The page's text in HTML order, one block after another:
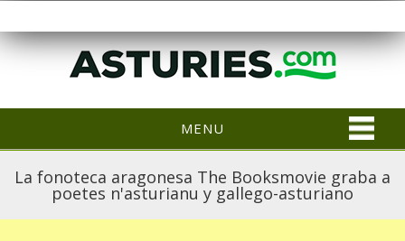
MENU
La fonoteca aragonesa The Booksmovie graba a
poetes n'asturianu y gallego-asturiano